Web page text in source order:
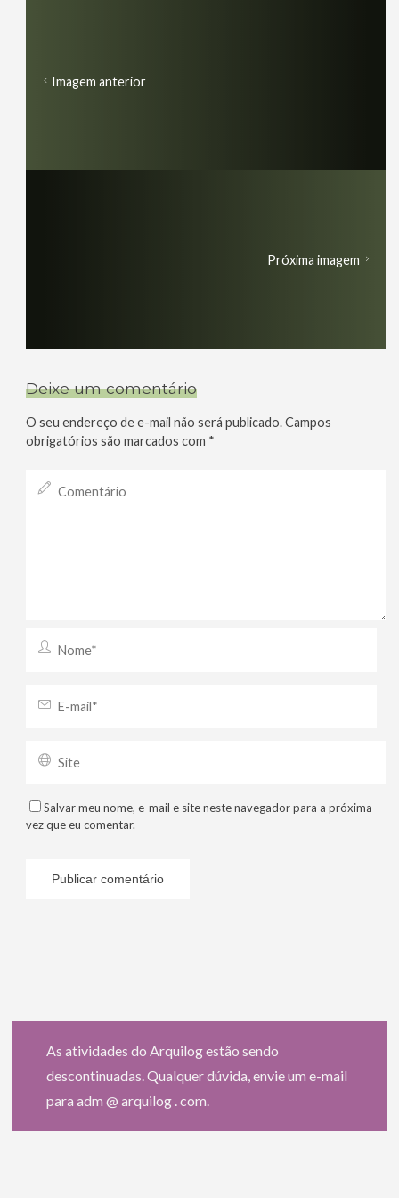
Imagem anterior
Próxima imagem
Deixe um comentário
O seu endereço de e-mail não será publicado.Campos
obrigatórios são marcados com *
Salvar meu nome, e-mail e site neste navegador para a próxima
vez que eu comentar.
As atividades do Arquilog estão sendo
descontinuadas. Qualquer dúvida, envie um e-mail
para adm @ arquilog . com.